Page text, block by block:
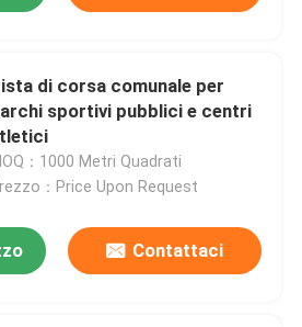
di corsa comunale per
sportivi pubblici e centri
：1000 Metri Quadrati
：Price Upon Request
Contattaci